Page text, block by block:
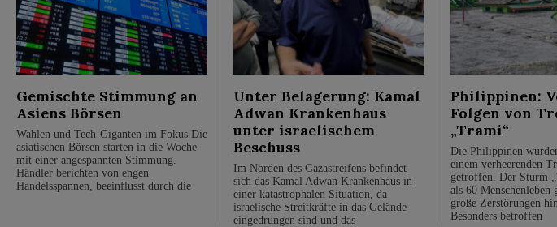
Gemischte Stimmung an
Asiens Börsen
Wahlen und Tech-Giganten im Fokus Die
asiatischen Börsen starten in die Woche
mit einer angespannten Stimmung.
Händler berichten von engen
Handelsspannen, beeinflusst durch die
Unter Belagerung: Kamal
Adwan Krankenhaus
unter israelischem
Beschuss
Im Norden des Gazastreifens befindet
sich das Kamal Adwan Krankenhaus in
einer katastrophalen Situation, da
israelische Streitkräfte in das Gelände
eingedrungen sind und das
Philippinen:
Folgen von
„Trami“
Die Philippinen
einem verheerenden
getroffen. Der Sturm
als 60 Menschenleben
große Zerstörungen
Besonders betroffen